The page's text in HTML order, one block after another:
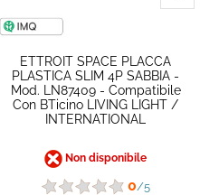
ETTROIT SPACE PLACCA
PLASTICA SLIM 4P SABBIA -
Mod. LN87409 - Compatibile
Con BTicino LIVING LIGHT /
INTERNATIONAL
Non disponibile
0/5